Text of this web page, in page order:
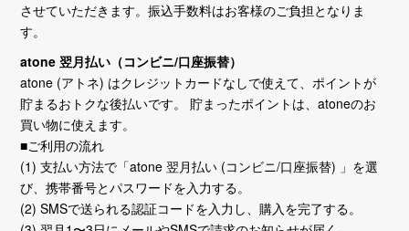
させていただきます。振込手数料はお客様のご負担となりま
す。
atone 翌月払い（コンビニ/口座振替）
atone (アトネ) はクレジットカードなしで使えて、ポイントが
貯まるおトクな後払いです。 貯まったポイントは、atoneのお
買い物に使えます。
■ご利用の流れ
(1) 支払い方法で「atone 翌月払い (コンビニ/口座振替) 」を選
び、携帯番号とパスワードを入力する。
(2) SMSで送られる認証コードを入力し、購入を完了する。